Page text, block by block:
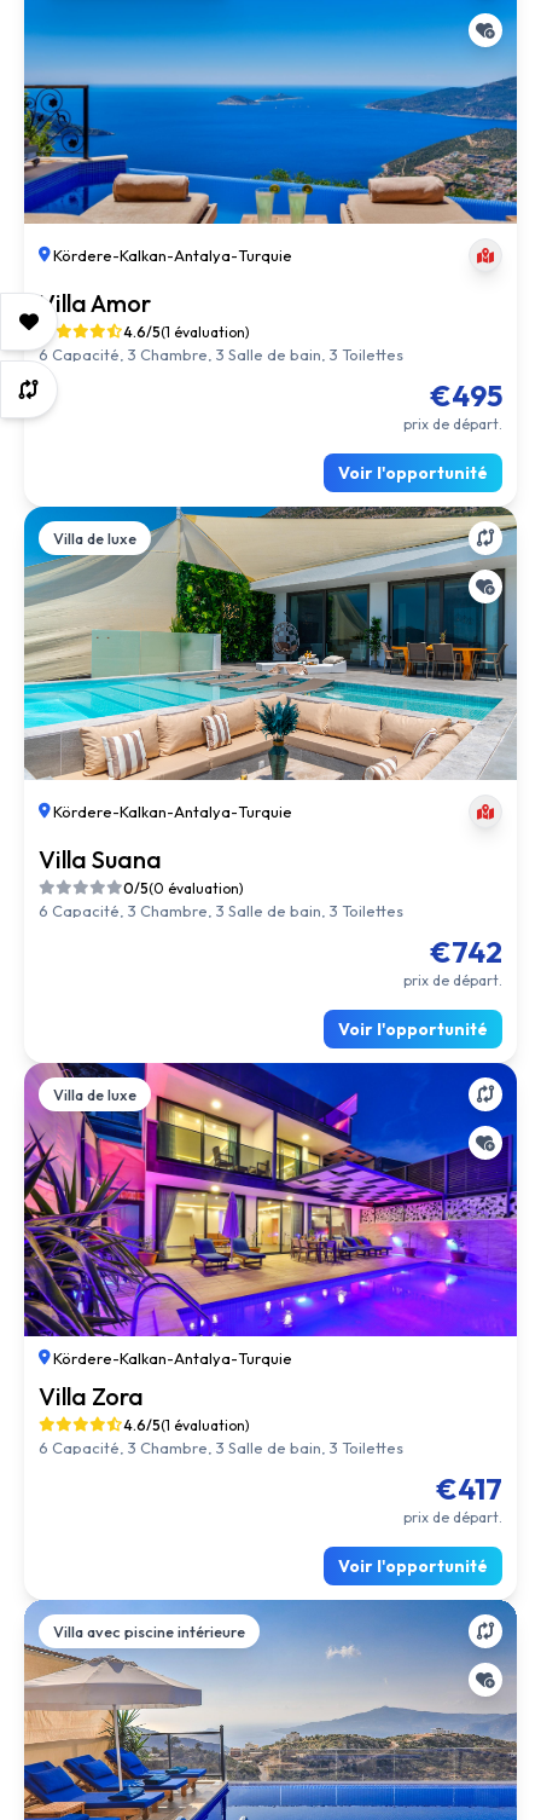
Kördere-Kalkan-Antalya-Turquie
Villa Amor
4.6/5(1 évaluation)
6 Capacité, 3 Chambre, 3 Salle de bain, 3 Toilettes
€495
prix de départ.
Voir l'opportunité
Villa de luxe
Kördere-Kalkan-Antalya-Turquie
Villa Suana
0/5(0 évaluation)
6 Capacité, 3 Chambre, 3 Salle de bain, 3 Toilettes
€742
prix de départ.
Voir l'opportunité
Villa de luxe
Kördere-Kalkan-Antalya-Turquie
Villa Zora
4.6/5(1 évaluation)
6 Capacité, 3 Chambre, 3 Salle de bain, 3 Toilettes
€417
prix de départ.
Voir l'opportunité
Villa avec piscine intérieure